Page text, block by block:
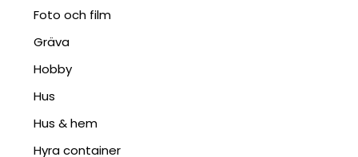
Foto och film
Gräva
Hobby
Hus
Hus & hem
Hyra container